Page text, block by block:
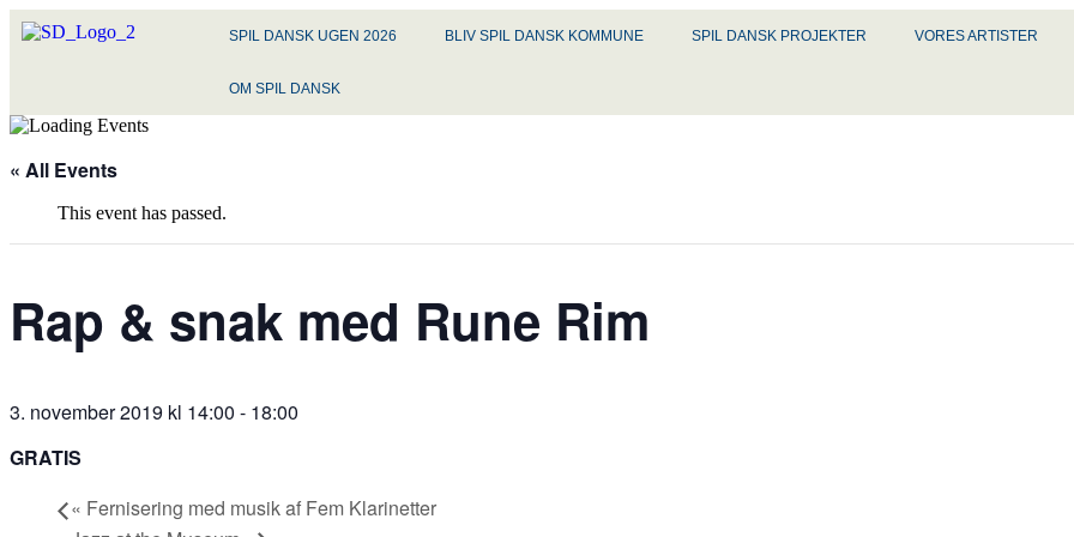
SPIL DANSK UGEN 2026 BLIV SPIL DANSK KOMMUNE SPIL DANSK PROJEKTER VORES ARTISTER
OM SPIL DANSK
« All Events
This event has passed.
Rap & snak med Rune Rim
3. november 2019 kl 14:00 - 18:00
GRATIS
« Fernisering med musik af Fem Klarinetter